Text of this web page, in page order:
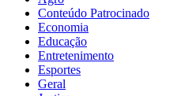
Conteúdo Patrocinado
Economia
Educação
Entretenimento
Esportes
Geral